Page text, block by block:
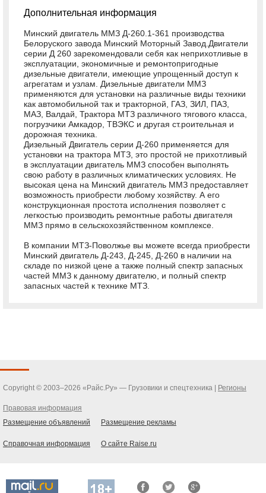
Дополнительная информация
Минский двигатель ММЗ Д-260.1-361 производства
Белоруского завода Минский Моторный Завод.Двигатели
серии Д 260 зарекомендовали себя как неприхотливые в
эксплуатации, экономичные и ремонтопригодные
дизельные двигатели, имеющие упрощенный доступ к
агрегатам и узлам. Дизельные двигатели ММЗ
применяются для установки на различные виды техники
как автомобильной так и тракторной, ГАЗ, ЗИЛ, ПАЗ,
МАЗ, Валдай, Трактора МТЗ различного тягового класса,
погрузчики Амкадор, ТВЭКС и другая ст.роительная и
дорожная техника.
Дизельный Двигатель серии Д-260 применяется для
установки на трактора МТЗ, это простой не прихотливый
в эксплуатации двигатель ММЗ способен выполнять
свою работу в различных климатических условиях. Не
высокая цена на Минский двигатель ММЗ предоставляет
возможность приобрести любому хозяйству. А его
конструкционная простота исполнения позволяет с
легкостью производить ремонтные работы двигателя
ММЗ прямо в сельскохозяйственном комплексе.
В компании МТЗ-Поволжье вы можете всегда приобрести
Минский двигатель Д-243, Д-245, Д-260 в наличии на
складе по низкой цене а также полный спектр запасных
частей ММЗ к данному двигателю, и полный спектр
запасных частей к технике МТЗ.
Copyright © 2003–2026 «Райс.Ру» — Грузовики и спецтехника | Регионы
Правовая информация
Размещение объявлений
Размещение рекламы
Справочная информация О сайте Raise.ru